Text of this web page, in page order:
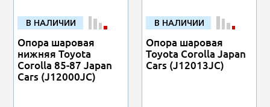
В НАЛИЧИИ
Опора шаровая
нижняя Toyota
Corolla 85-87 Japan
Cars (J12000JC)
В НАЛИЧИИ
Опора шаровая
Toyota Corolla Japan
Cars (J12013JC)